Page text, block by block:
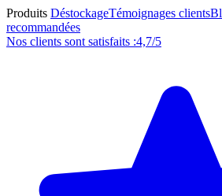
Produits DéstockageTémoignages clients
recommandées
Nos clients sont satisfaits :4,7/5